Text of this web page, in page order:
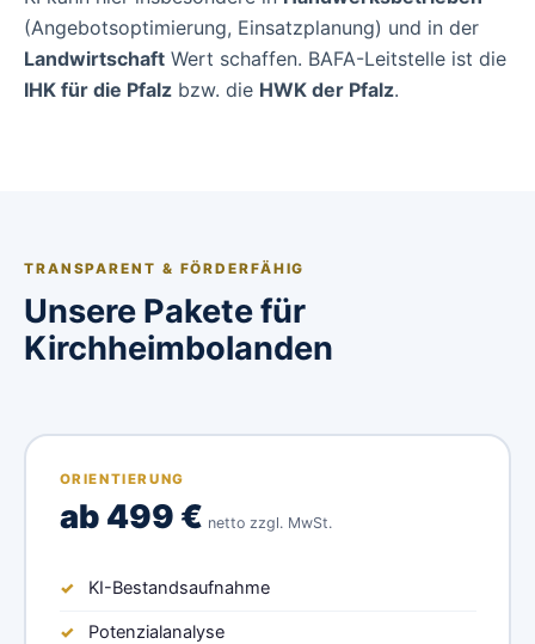
(Angebotsoptimierung, Einsatzplanung) und in der
Landwirtschaft Wert schaffen. BAFA-Leitstelle ist die
IHK für die Pfalz bzw. die HWK der Pfalz.
TRANSPARENT & FÖRDERFÄHIG
Unsere Pakete für
Kirchheimbolanden
ORIENTIERUNG
ab 499 € netto zzgl. MwSt.
KI-Bestandsaufnahme
Potenzialanalyse